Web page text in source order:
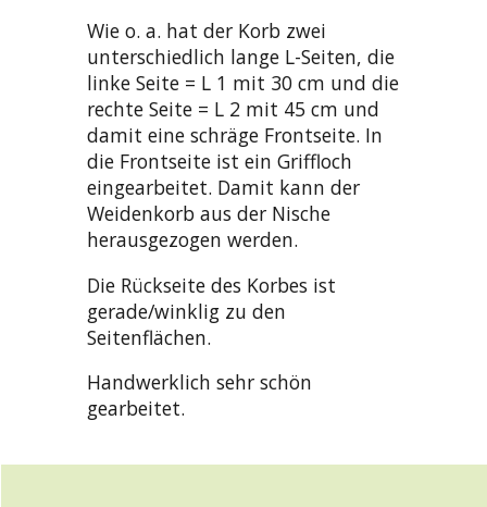
Wie o. a. hat der Korb zwei
unterschiedlich lange L-Seiten, die
linke Seite = L 1 mit 30 cm und die
rechte Seite = L 2 mit 45 cm und
damit eine schräge Frontseite. In
die Frontseite ist ein Griffloch
eingearbeitet. Damit kann der
Weidenkorb aus der Nische
herausgezogen werden.
Die Rückseite des Korbes ist
gerade/winklig zu den
Seitenflächen.
Handwerklich sehr schön
gearbeitet.